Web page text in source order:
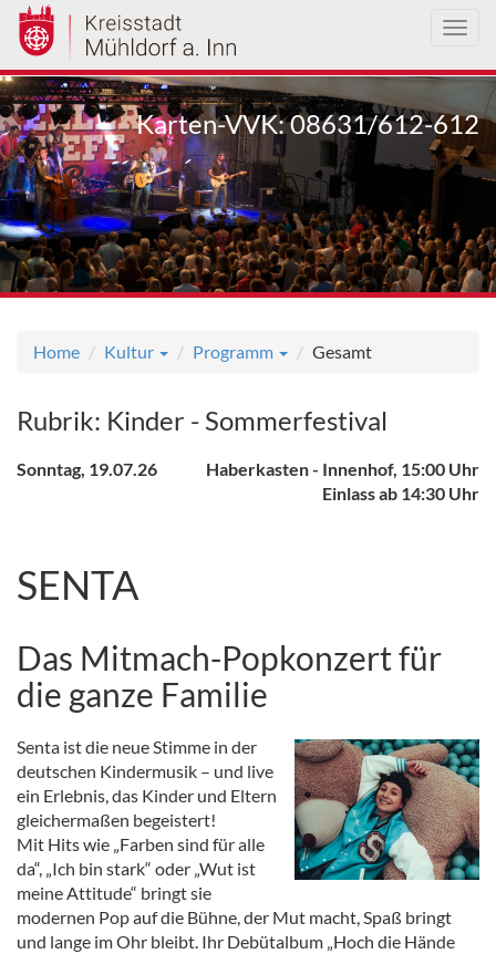
Direkt
zum
Inhalt
Karten-VVK: 08631/612-612
Home Kultur Programm Gesamt
Rubrik: Kinder - Sommerfestival
Haberkasten - Innenhof, 15:00 Uhr
Einlass ab 14:30 Uhr
Sonntag, 19.07.26
SENTA
Das Mitmach-Popkonzert für
die ganze Familie
Senta ist die neue Stimme in der
deutschen Kindermusik – und live
ein Erlebnis, das Kinder und Eltern
gleichermaßen begeistert!
Mit Hits wie „Farben sind für alle
da“, „Ich bin stark“ oder „Wut ist
meine Attitude“ bringt sie
modernen Pop auf die Bühne, der Mut macht, Spaß bringt
und lange im Ohr bleibt. Ihr Debütalbum „Hoch die Hände